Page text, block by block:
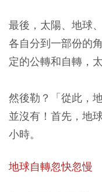
最後，太陽、地球
各自分到一部份的
定的公轉和自轉，
然後勒？「從此，
並沒有！ 首先，地
小時。
地球自轉忽快忽慢